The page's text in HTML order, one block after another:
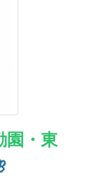
ました。研
～豊かな遊